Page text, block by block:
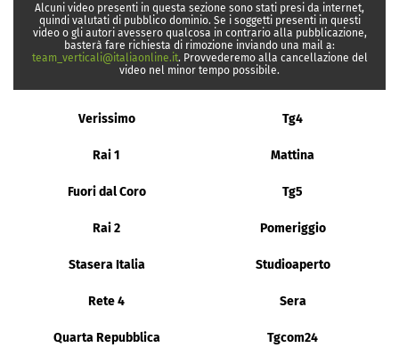
Alcuni video presenti in questa sezione sono stati presi da internet,
quindi valutati di pubblico dominio. Se i soggetti presenti in questi
video o gli autori avessero qualcosa in contrario alla pubblicazione,
basterà fare richiesta di rimozione inviando una mail a:
team_verticali@italiaonline.it. Provvederemo alla cancellazione del
video nel minor tempo possibile.
Verissimo Tg4
Rai 1 Mattina
Fuori dal Coro Tg5
Rai 2 Pomeriggio
Stasera Italia Studioaperto
Rete 4 Sera
Quarta Repubblica Tgcom24